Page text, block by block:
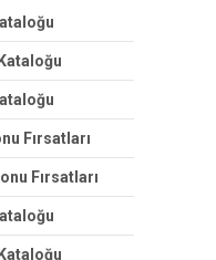
Fırsatları
Fırsatları